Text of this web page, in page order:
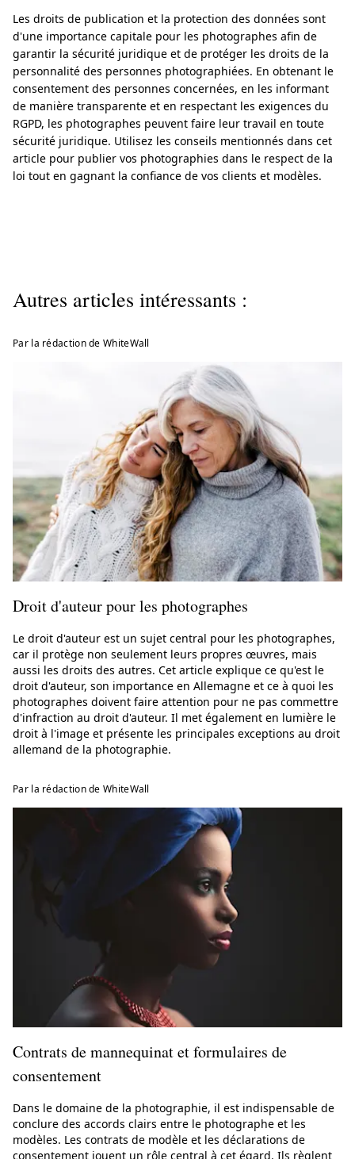
Les droits de publication et la protection des données sont
d'une importance capitale pour les photographes afin de
garantir la sécurité juridique et de protéger les droits de la
personnalité des personnes photographiées. En obtenant le
consentement des personnes concernées, en les informant
de manière transparente et en respectant les exigences du
RGPD, les photographes peuvent faire leur travail en toute
sécurité juridique. Utilisez les conseils mentionnés dans cet
article pour publier vos photographies dans le respect de la
loi tout en gagnant la confiance de vos clients et modèles.
Autres articles intéressants :
Par la rédaction de WhiteWall
Droit d'auteur pour les photographes
Le droit d'auteur est un sujet central pour les photographes,
car il protège non seulement leurs propres œuvres, mais
aussi les droits des autres. Cet article explique ce qu'est le
droit d'auteur, son importance en Allemagne et ce à quoi les
photographes doivent faire attention pour ne pas commettre
d'infraction au droit d'auteur. Il met également en lumière le
droit à l'image et présente les principales exceptions au droit
allemand de la photographie.
Par la rédaction de WhiteWall
Contrats de mannequinat et formulaires de
consentement
Dans le domaine de la photographie, il est indispensable de
conclure des accords clairs entre le photographe et les
modèles. Les contrats de modèle et les déclarations de
consentement jouent un rôle central à cet égard. Ils règlent